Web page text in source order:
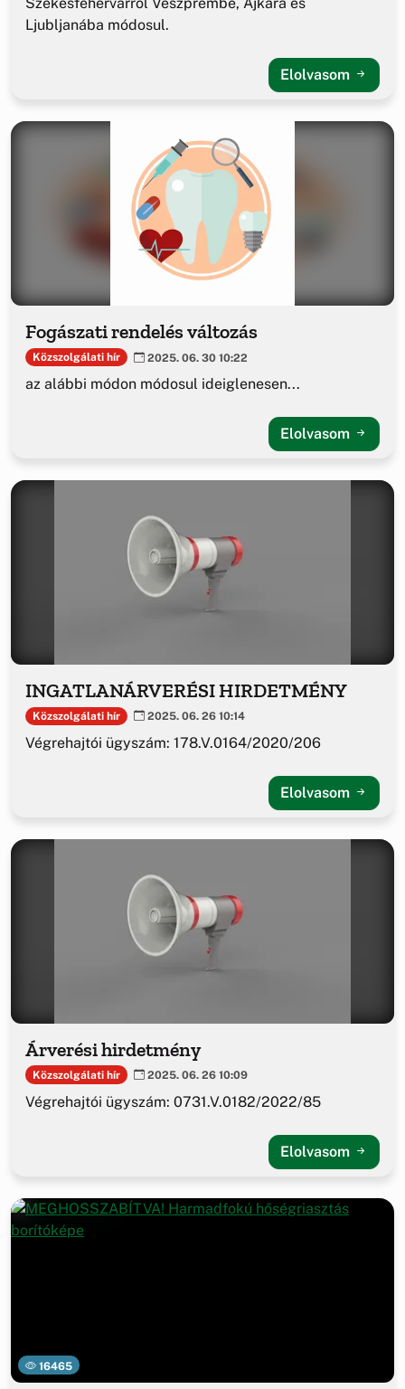
Székesfehérvárról Veszprémbe, Ajkára és
Ljubljanába módosul.
Elolvasom
Fogászati rendelés változás
Közszolgálati hír 2025. 06. 30 10:22
az alábbi módon módosul ideiglenesen...
Elolvasom
INGATLANÁRVERÉSI HIRDETMÉNY
Közszolgálati hír 2025. 06. 26 10:14
Végrehajtói ügyszám: 178.V.0164/2020/206
Elolvasom
Árverési hirdetmény
Közszolgálati hír 2025. 06. 26 10:09
Végrehajtói ügyszám: 0731.V.0182/2022/85
Elolvasom
16465